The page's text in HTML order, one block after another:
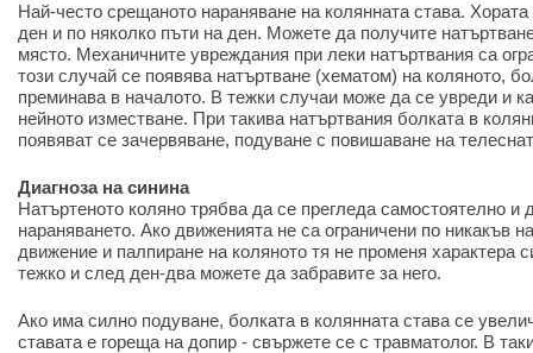
Най-често срещаното нараняване на колянната става.
ден и по няколко пъти на ден. Можете да получите
място. Механичните увреждания при леки натъртвания са
този случай се появява натъртване (хематом) на коляното,
преминава в началото. В тежки случаи може да се увреди и
нейното изместване. При такива натъртвания болката в
появяват се зачервяване, подуване с повишаване на
Диагноза на синина
Натъртеното коляно трябва да се прегледа самостоятелно и
нараняването. Ако движенията не са ограничени по никакъв
движение и палпиране на коляното тя не променя характера
тежко и след ден-два можете да забравите за него.
Ако има силно подуване, болката в колянната става се
ставата е гореща на допир - свържете се с травматолог. В